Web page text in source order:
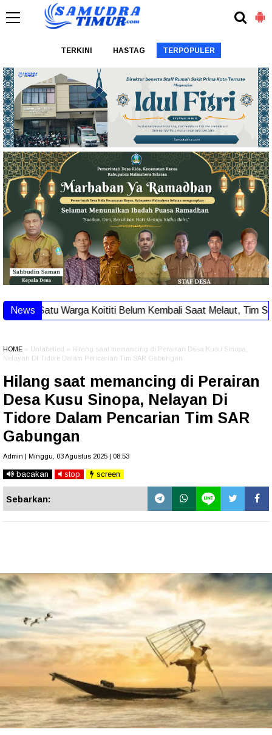
TERKINI HASTAG TERPOPULER
News
Warga Koititi Belum Kembali Saat Melaut, Tim Sar
HOME » Unlabelled » Hilang saat memancing di Perairan Desa Kusu Sinopa,
Nelayan Di Tidore Dalam Pencarian Tim SAR Gabungan
Hilang saat memancing di Perairan
Desa Kusu Sinopa, Nelayan Di
Tidore Dalam Pencarian Tim SAR
Gabungan
Admin | Minggu, 03 Agustus 2025 | 08.53
bacakan stop screen
Sebarkan: